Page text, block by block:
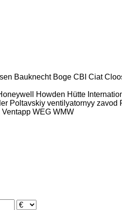
Bauknecht Boge CBI Ciat
Howden Hütte
Poltavskiy ventilyatornyy zavod
Ventapp WEG WMW